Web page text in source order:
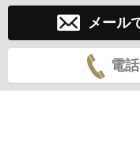
メール
電